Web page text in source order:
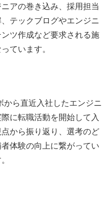
アの巻き込み、採用担当
テックブログやエンジニ
ツ作成など要求される施
ています。
から直近入社したエンジニ
に転職活動を開始して入
から振り返り、選考のど
体験の向上に繋がってい